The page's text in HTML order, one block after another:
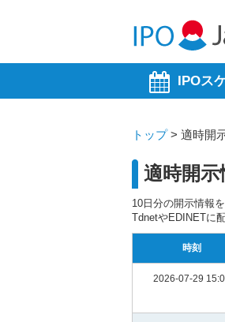
IPOス
トップ> 適時開
適時開示
10日分の開示情報
TdnetやEDINETに
時刻
2026-07-29